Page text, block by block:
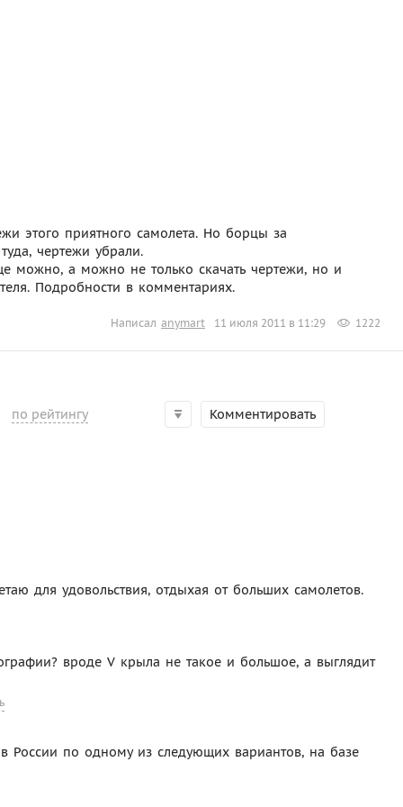
этого приятного самолета. Но борцы за
чертежи убрали.
можно, а можно не только скачать чертежи, но и
Подробности в комментариях.
Написал anymart 11 июля 2011 в 11:29 1222
по рейтингу Комментировать
для удовольствия, отдыхая от больших самолетов.
вроде V крыла не такое и большое, а выглядит
России по одному из следующих вариантов, на базе